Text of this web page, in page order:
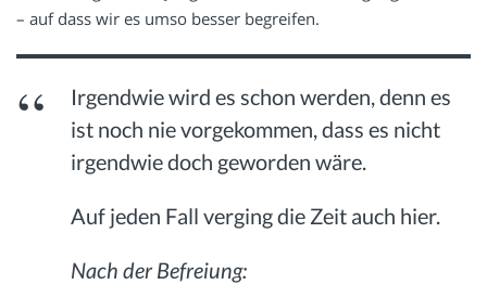
– auf dass wir es umso besser begreifen.
Irgendwie wird es schon werden, denn es
ist noch nie vorgekommen, dass es nicht
irgendwie doch geworden wäre.
Auf jeden Fall verging die Zeit auch hier.
Nach der Befreiung: